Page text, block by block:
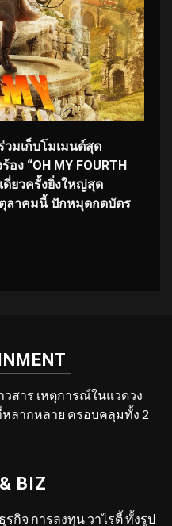
วมเก็บโมเมนต์สุด
ง “OH MY FOURTH
ดี่ยวครั้งยิ่งใหญ่สุด
ลาคมนี้ ปักหมุดกดบัตร
สาร เหตุการณ์ในแวดวง
ลากหลาย ครอบคลุมทั้ง 2
BIZ
กิจ การลงทุน วาไรตี้ ทั้งรูป